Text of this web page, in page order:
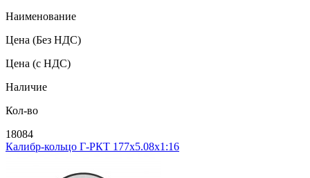
Наименование
Цена (Без НДС)
Цена (с НДС)
Наличие
Кол-во
18084
Калибр-кольцо Г-РКТ 177х5.08х1:16